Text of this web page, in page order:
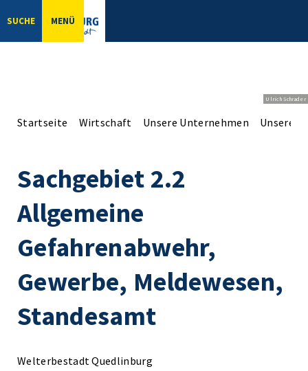
SUCHE MENÜ
Ulrich Schrader
Startseite Wirtschaft Unsere Unternehmen Unsere
Sachgebiet 2.2
Allgemeine
Gefahrenabwehr,
Gewerbe, Meldewesen,
Standesamt
Welterbestadt Quedlinburg